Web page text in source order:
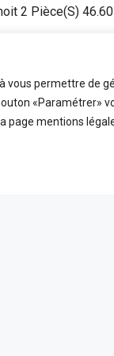
permettre de
«Paramétrer»
page mentions
2 Pièce(s)